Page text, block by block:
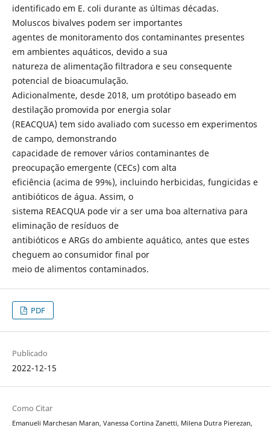
identificado em E. coli durante as últimas décadas.
Moluscos bivalves podem ser importantes
agentes de monitoramento dos contaminantes presentes
em ambientes aquáticos, devido a sua
natureza de alimentação filtradora e seu consequente
potencial de bioacumulação.
Adicionalmente, desde 2018, um protótipo baseado em
destilação promovida por energia solar
(REACQUA) tem sido avaliado com sucesso em experimentos
de campo, demonstrando
capacidade de remover vários contaminantes de
preocupação emergente (CECs) com alta
eficiência (acima de 99%), incluindo herbicidas, fungicidas e
antibióticos de água. Assim, o
sistema REACQUA pode vir a ser uma boa alternativa para
eliminação de resíduos de
antibióticos e ARGs do ambiente aquático, antes que estes
cheguem ao consumidor final por
meio de alimentos contaminados.
PDF
Publicado
2022-12-15
Como Citar
Emanueli Marchesan Maran, Vanessa Cortina Zanetti, Milena Dutra Pierezan,